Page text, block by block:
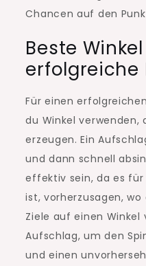
Chancen auf den
Beste
erfolgreiche
Für einen
du Winkel verwenden,
erzeugen. Ein
und dann schnell
effektiv sein, da es für
ist, vorherzusagen, wo
Ziele auf einen Winkel
Aufschlag, um den
und einen